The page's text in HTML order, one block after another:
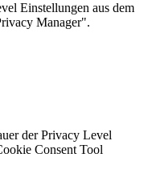
Einstellungen aus dem
Manager".
der Privacy Level
Consent Tool